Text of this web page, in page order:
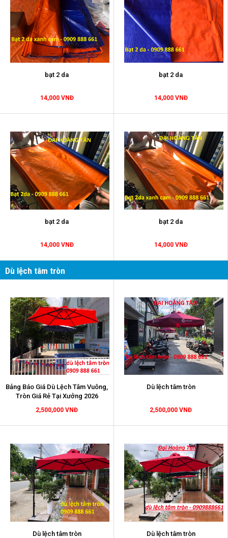
bạt 2 da
14,000 VNĐ
bạt 2 da
14,000 VNĐ
bạt 2 da
14,000 VNĐ
bạt 2 da
14,000 VNĐ
Dù lệch tâm tròn
Bảng Báo Giá Dù Lệch Tâm Vuông,
Tròn Giá Rẻ Tại Xưởng 2026
2,500,000 VNĐ
Dù lệch tâm tròn
2,500,000 VNĐ
Dù lệch tâm tròn Dù lệch tâm tròn